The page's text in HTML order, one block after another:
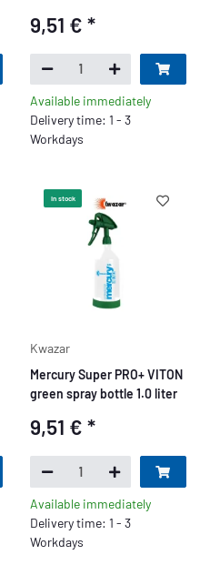
9,51 € *
Available immediately
Delivery time: 1 - 3
Workdays
In stock
Kwazar
Mercury Super PRO+ VITON
green spray bottle 1.0 liter
9,51 € *
Available immediately
Delivery time: 1 - 3
Workdays